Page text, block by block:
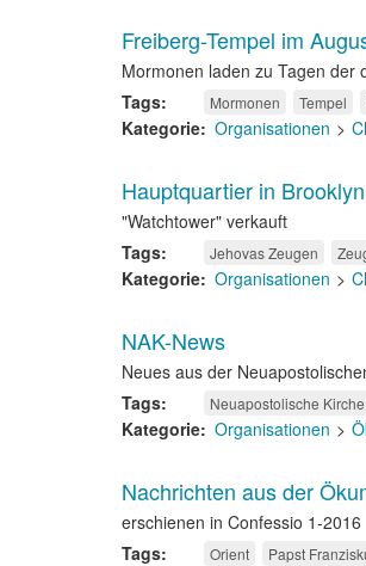
Freiberg-Tempel im
Mormonen laden zu Tagen der
Tags
Mormonen Tempel
Kategorie Organisationen
Hauptquartier in
"Watchtower" verkauft
Tags
Jehovas Zeugen
Kategorie Organisationen
NAK-News
Neues aus der
Tags
Neuapostolische
Kategorie Organisationen
Nachrichten aus der
erschienen in Confessio 1-2016
Tags
Orient Papst